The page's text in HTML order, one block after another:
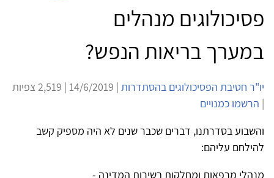
פסיכולוגים מנהלים
במערך בריאות הנפש?
יו"ר חטיבת הפסיכולוגים בהסתדרות
| 14/6/2019 | 2,519 צפיות
| הרשמו כמנויים
והשבוע בסדרתנו, דברים שכבר שנים לא היה מספיק קשב
להילחם עליהם:
מנהלי מרפאות ומחלקות בשירות המדינה -